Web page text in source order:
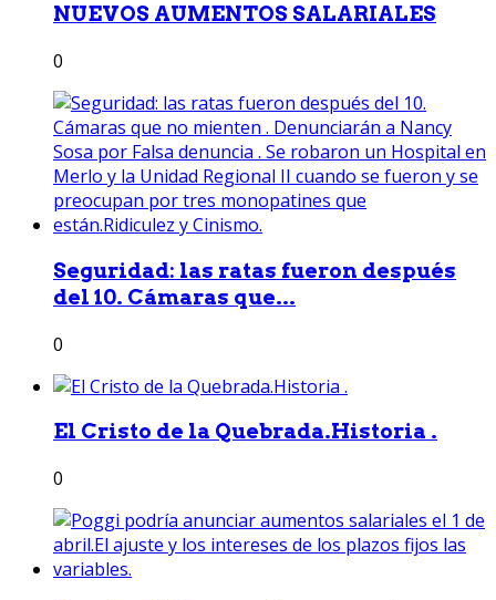
NUEVOS AUMENTOS SALARIALES
0
Seguridad: las ratas fueron después
del 10. Cámaras que...
0
El Cristo de la Quebrada.Historia .
0